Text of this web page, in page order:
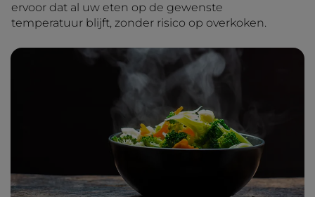
ervoor dat al uw eten op de gewenste
temperatuur blijft, zonder risico op overkoken.